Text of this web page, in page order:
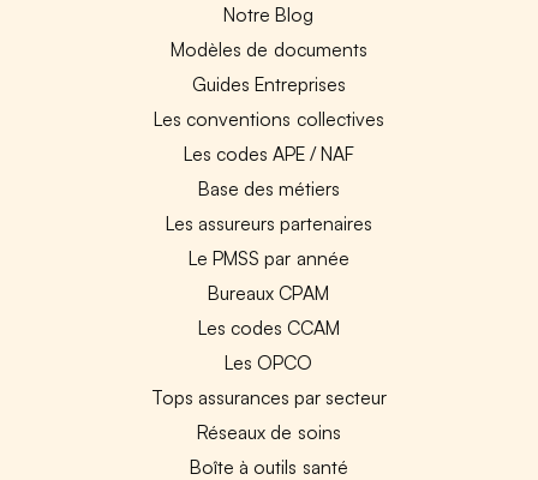
Notre Blog
Modèles de documents
Guides Entreprises
Les conventions collectives
Les codes APE / NAF
Base des métiers
Les assureurs partenaires
Le PMSS par année
Bureaux CPAM
Les codes CCAM
Les OPCO
Tops assurances par secteur
Réseaux de soins
Boîte à outils santé